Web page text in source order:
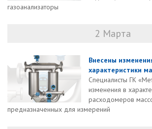
газоанализаторы
2 Марта
Внесены
характеристики
Специалисты ГК
изменения в
расходомеров
предназначенных для измерений